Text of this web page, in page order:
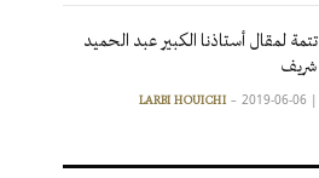
تتمة لمقال أستاذنا الكبير عبد الحميد
شريف
|
LARBI HOUICHI 2019-06-06